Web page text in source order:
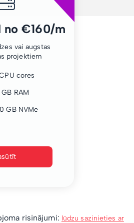
no €160/m
vai augstas
projektiem
cores
RAM
GB NVMe
risinājumi: lūdzu sazinieties ar